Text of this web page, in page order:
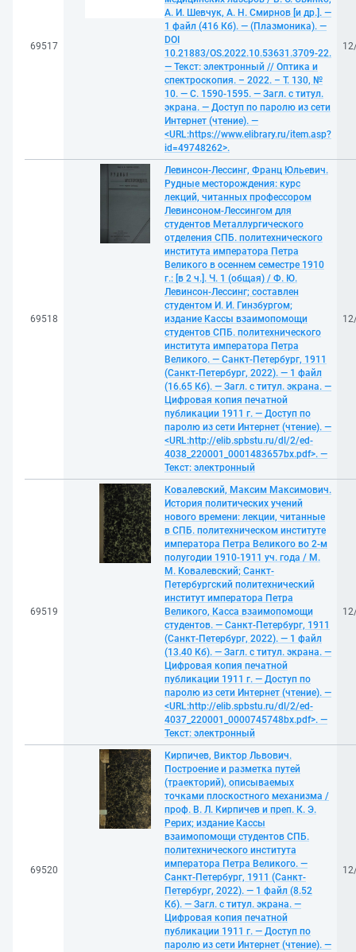
69517
А. И. Шевчук, А. Н. Смирнов [и др.]. —
1 файл (416 Кб). — (Плазмоника). —
DOI
10.21883/OS.2022.10.53631.3709-22.
— Текст: электронный // Оптика и
спектроскопия. – 2022. – Т. 130, №
10. — С. 1590-1595. — Загл. с титул.
экрана. — Доступ по паролю из сети
Интернет (чтение). —
<URL:https://www.elibrary.ru/item.asp?
id=49748262>.
69518
Левинсон-Лессинг, Франц Юльевич.
Рудные месторождения: курс
лекций, читанных профессором
Левинсоном-Лессингом для
студентов Металлургического
отделения СПБ. политехнического
института императора Петра
Великого в осеннем семестре 1910
г.: [в 2 ч.]. Ч. 1 (общая) / Ф. Ю.
Левинсон-Лессинг; составлен
студентом И. И. Гинзбургом;
издание Кассы взаимопомощи
студентов СПБ. политехнического
института императора Петра
Великого. — Санкт-Петербург, 1911
(Санкт-Петербург, 2022). — 1 файл
(16.65 Кб). — Загл. с титул. экрана. —
Цифровая копия печатной
публикации 1911 г. — Доступ по
паролю из сети Интернет (чтение). —
<URL:http://elib.spbstu.ru/dl/2/ed-
4038_220001_0001483657bx.pdf>. —
Текст: электронный
69519
Ковалевский, Максим Максимович.
История политических учений
нового времени: лекции, читанные
в СПБ. политехническом институте
императора Петра Великого во 2-м
полугодии 1910-1911 уч. года / М.
М. Ковалевский; Санкт-
Петербургский политехнический
институт императора Петра
Великого, Касса взаимопомощи
студентов. — Санкт-Петербург, 1911
(Санкт-Петербург, 2022). — 1 файл
(13.40 Кб). — Загл. с титул. экрана. —
Цифровая копия печатной
публикации 1911 г. — Доступ по
паролю из сети Интернет (чтение). —
<URL:http://elib.spbstu.ru/dl/2/ed-
4037_220001_0000745748bx.pdf>. —
Текст: электронный
69520
Кирпичев, Виктор Львович.
Построение и разметка путей
(траекторий), описываемых
точками плоскостного механизма /
проф. В. Л. Кирпичев и преп. К. Э.
Рерих; издание Кассы
взаимопомощи студентов СПБ.
политехнического института
императора Петра Великого. —
Санкт-Петербург, 1911 (Санкт-
Петербург, 2022). — 1 файл (8.52
Кб). — Загл. с титул. экрана. —
Цифровая копия печатной
публикации 1911 г. — Доступ по
паролю из сети Интернет (чтение). —